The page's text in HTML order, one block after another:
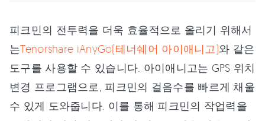
피크민의 전투력을 더욱 효율적으로 올리기 위해서
는Tenorshare iAnyGo(테너쉐어 아이애니고)와 같은
도구를 사용할 수 있습니다. 아이애니고는 GPS 위치
변경 프로그램으로, 피크민의 걸음수를 빠르게 채울
수 있게 도와줍니다. 이를 통해 피크민의 작업력을